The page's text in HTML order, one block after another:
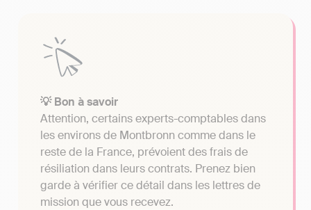
💡 Bon à savoir
Attention, certains experts-comptables dans
les environs de Montbronn comme dans le
reste de la France, prévoient des frais de
résiliation dans leurs contrats. Prenez bien
garde à vérifier ce détail dans les lettres de
mission que vous recevez.